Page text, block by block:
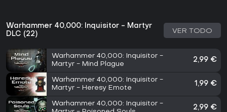
Warhammer 40,000: Inquisitor - Martyr
DLC (22)
VER TODO
Warhammer 40,000: Inquisitor -
Martyr - Mind Plague
2,99 €
Warhammer 40,000: Inquisitor -
Martyr - Heresy Emote
1,99 €
Warhammer 40,000: Inquisitor -
2,99 €